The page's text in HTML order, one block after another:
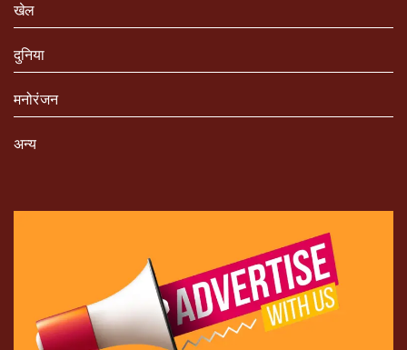
खेल
दुनिया
मनोरंजन
अन्य